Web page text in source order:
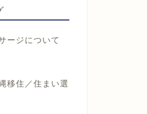
ージについて
移住／住まい選